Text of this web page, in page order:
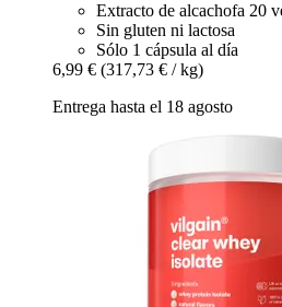
Extracto de alcachofa 20
Sin gluten ni lactosa
Sólo 1 cápsula al día
6,99 € (317,73 € / kg)
Entrega hasta el 18 agosto